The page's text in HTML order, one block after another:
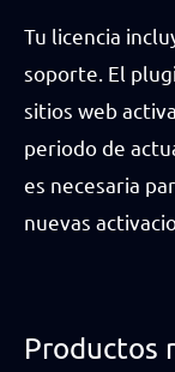
Tu licencia
soporte. El
sitios web
periodo de
es necesaria
nuevas
Productos